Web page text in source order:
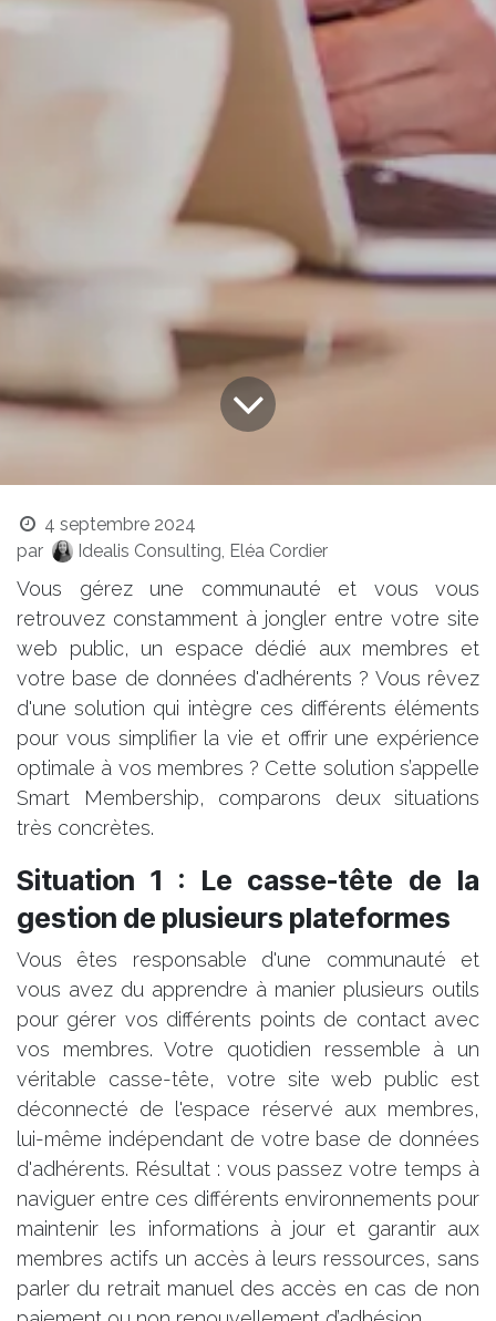
4 septembre 2024
par
Idealis Consulting, Eléa Cordier
Vous gérez une communauté et vous vous
retrouvez constamment à jongler entre votre site
web public, un espace dédié aux membres et
votre base de données d'adhérents ? Vous rêvez
d'une solution qui intègre ces différents éléments
pour vous simplifier la vie et offrir une expérience
optimale à vos membres ? Cette solution s’appelle
Smart Membership, comparons deux situations
très concrètes.
Situation 1 : Le casse-tête de la
gestion de plusieurs plateformes
Vous êtes responsable d'une communauté et
vous avez du apprendre à manier plusieurs outils
pour gérer vos différents points de contact avec
vos membres. Votre quotidien ressemble à un
véritable casse-tête, votre site web public est
déconnecté de l'espace réservé aux membres,
lui-même indépendant de votre base de données
d'adhérents. Résultat : vous passez votre temps à
naviguer entre ces différents environnements pour
maintenir les informations à jour et garantir aux
membres actifs un accès à leurs ressources, sans
parler du retrait manuel des accès en cas de non